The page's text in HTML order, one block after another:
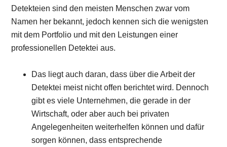
Detekteien sind den meisten Menschen zwar vom
Namen her bekannt, jedoch kennen sich die wenigsten
mit dem Portfolio und mit den Leistungen einer
professionellen Detektei aus.
Das liegt auch daran, dass über die Arbeit der
Detektei meist nicht offen berichtet wird. Dennoch
gibt es viele Unternehmen, die gerade in der
Wirtschaft, oder aber auch bei privaten
Angelegenheiten weiterhelfen können und dafür
sorgen können, dass entsprechende